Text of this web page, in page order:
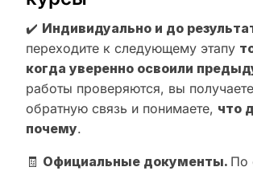
✔️ Индивидуально и до
переходите к следующему этапу
когда уверенно освоили
работы проверяются, вы
обратную связь и понимаете, что
почему.
🧾 Официальные документы. По